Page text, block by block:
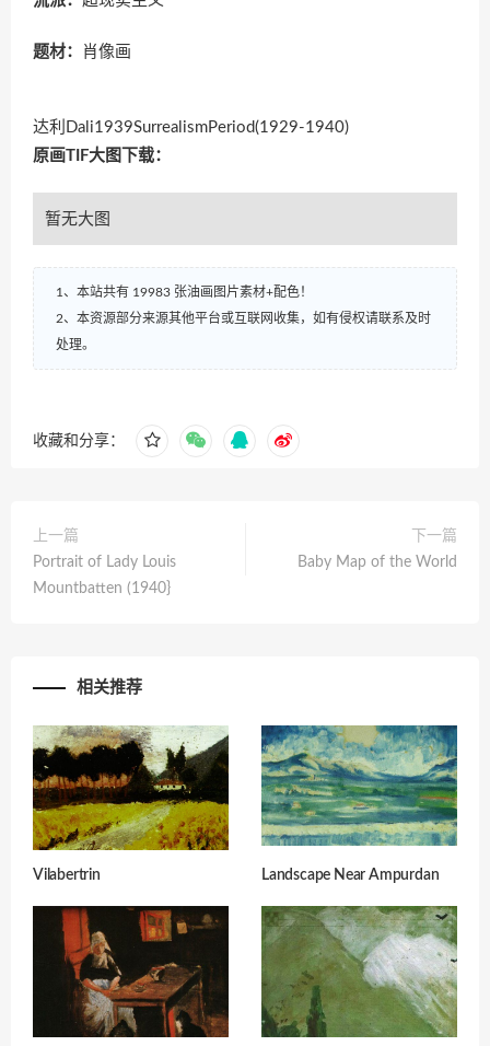
题材： 肖像画
达利Dali1939SurrealismPeriod(1929-1940)
原画TIF大图下载：
暂无大图
1、本站共有 19983 张油画图片素材+配色！
2、本资源部分来源其他平台或互联网收集，如有侵权请联系及时
处理。
收藏和分享：
上一篇
Portrait of Lady Louis
Mountbatten (1940}
下一篇
Baby Map of the World
相关推荐
Vilabertrin Landscape Near Ampurdan